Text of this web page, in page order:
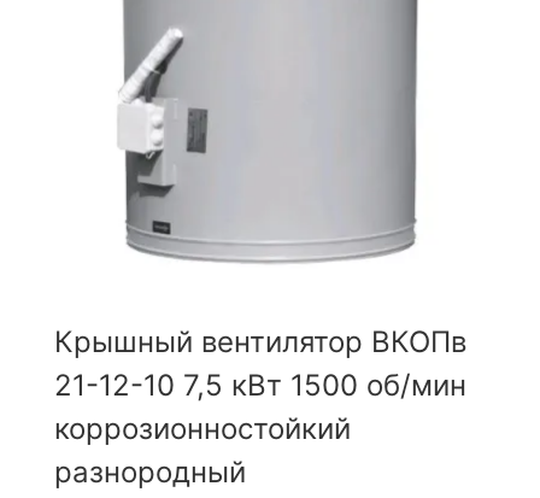
Крышный вентилятор ВКОПв
21-12-10 7,5 кВт 1500 об/мин
коррозионностойкий
разнородный